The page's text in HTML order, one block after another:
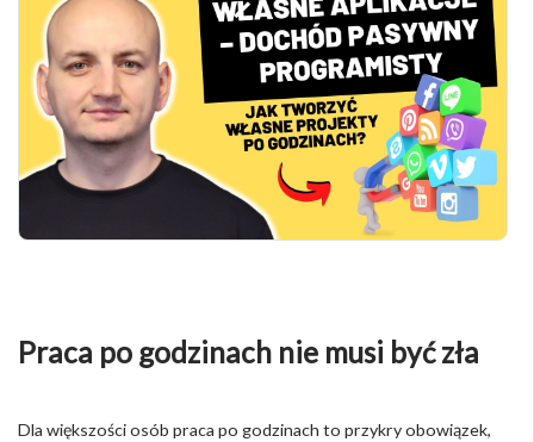
Praca po godzinach nie musi być zła
Dla większości osób praca po godzinach to przykry obowiązek,